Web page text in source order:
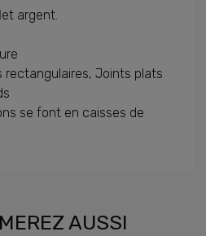
argent.
rectangulaires, Joints plats
se font en caisses de
AUSSI